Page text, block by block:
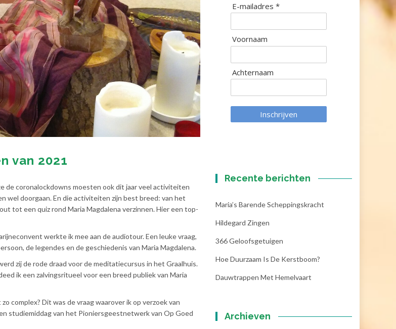
van 2021
de coronalockdowns moesten ook dit jaar veel activiteiten
wel doorgaan. En die activiteiten zijn best breed: van het
tot een quiz rond Maria Magdalena verzinnen. Hier een top-
werkte ik mee aan de audiotour. Een leuke vraag,
de legendes en de geschiedenis van Maria Magdalena.
zij de rode draad voor de meditatiecursus in het Graalhuis.
ik een zalvingsritueel voor een breed publiek van Maria
complex? Dit was de vraag waarover ik op verzoek van
studiemiddag van het Pioniersgeestnetwerk van Op Goed
E-mailadres *
Voornaam
Achternaam
Inschrijven
Recente berichten
Maria’s Barende Scheppingskracht
Hildegard Zingen
366 Geloofsgetuigen
Hoe Duurzaam Is De Kerstboom?
Dauwtrappen Met Hemelvaart
Archieven